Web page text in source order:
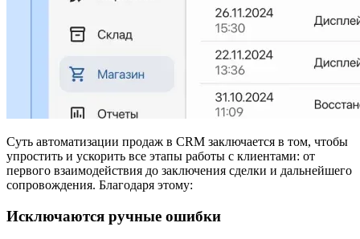
Суть автоматизации продаж в CRM заключается в том, чтобы
упростить и ускорить все этапы работы с клиентами: от
первого взаимодействия до заключения сделки и дальнейшего
сопровождения. Благодаря этому:
Исключаются ручные ошибки